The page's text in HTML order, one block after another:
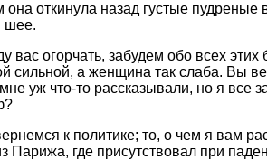
откинула назад густые пудреные
шее.
вас огорчать, забудем обо всех
сильной, а женщина так слаба. Вы
уж что-то рассказывали, но я все
к политике; то, о чем я вам
Парижа, где присутствовал при